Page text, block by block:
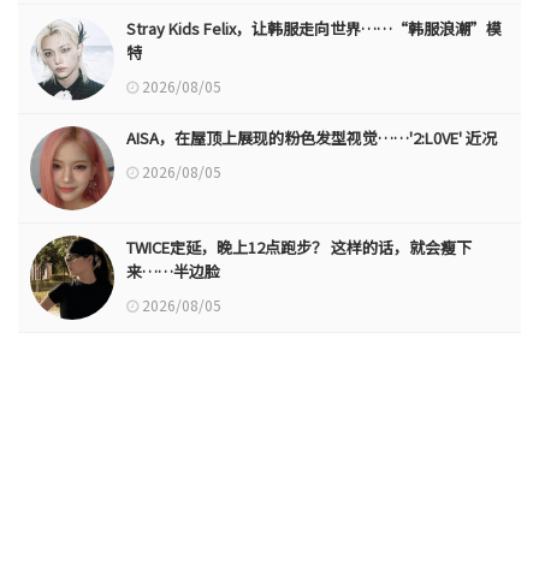
Stray Kids Felix，让韩服走向世界……“韩服浪潮”模
特
2026/08/05
AISA，在屋顶上展现的粉色发型视觉……'2:L0VE' 近况
2026/08/05
TWICE定延，晚上12点跑步？ 这样的话，就会瘦下
来……半边脸
2026/08/05